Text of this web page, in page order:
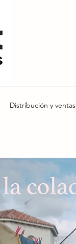
Distribución y ventas